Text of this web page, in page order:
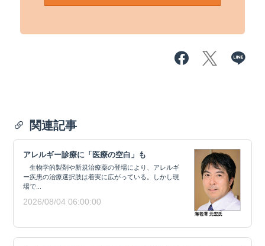
関連記事
アレルギー診療に「医療の空白」も
生物学的製剤や新規治療薬の登場により、アレルギ
ー疾患の治療選択肢は着実に広がっている。しかし現
場で...
2026/08/04 06:00:00